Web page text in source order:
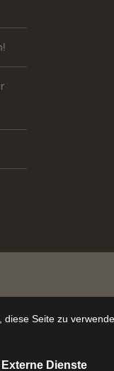
Seite zu
Externe Dienste